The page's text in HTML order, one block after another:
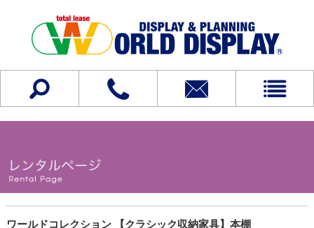
ワールドコレクション 【クラシック収納家具】本棚